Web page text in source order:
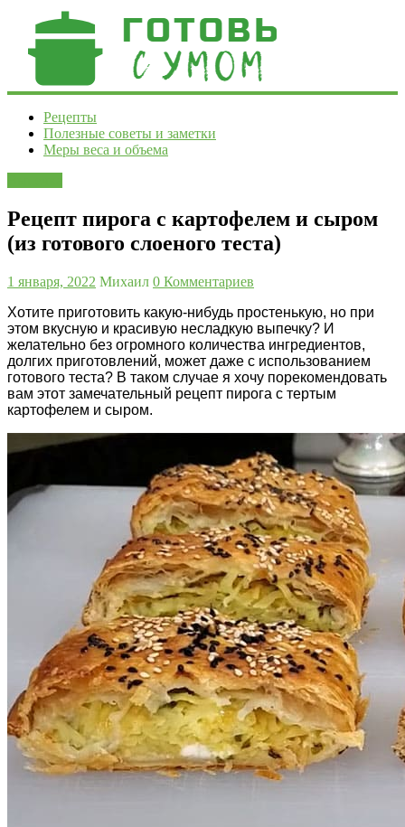
Готовь
умом
Рецепты
и
полезные
советы
Рецепты
Полезные советы и заметки
Меры веса и объема
Рецепт пирога с картофелем и сыром
(из готового слоеного теста)
1 января, 2022 Михаил 0 Комментариев
Хотите приготовить какую-нибудь простенькую, но при
этом вкусную и красивую несладкую выпечку? И
желательно без огромного количества ингредиентов,
долгих приготовлений, может даже с использованием
готового теста? В таком случае я хочу порекомендовать
вам этот замечательный рецепт пирога с тертым
картофелем и сыром.